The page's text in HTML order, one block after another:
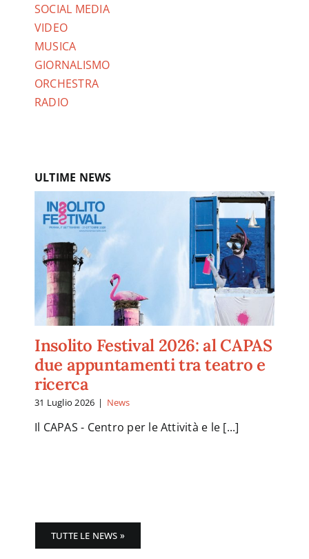
SOCIAL MEDIA
VIDEO
MUSICA
GIORNALISMO
ORCHESTRA
RADIO
ULTIME NEWS
Insolito Festival 2026: al CAPAS
due appuntamenti tra teatro e
ricerca
31 Luglio 2026 | News
Il CAPAS - Centro per le Attività e le [...]
TUTTE LE NEWS »